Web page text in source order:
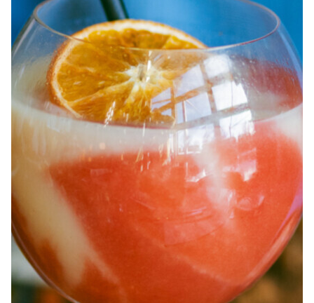
À PROPOS EMPLOIS EN ÉPICERIE
TRAITEUR ÉVÉNEMENTIEL NOUS JOINDRE
DONNER VOTRE OPINION